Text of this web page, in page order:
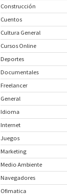
Construcción
Cuentos
Cultura General
Cursos Online
Deportes
Documentales
Freelancer
General
Idioma
Internet
Juegos
Marketing
Medio Ambiente
Navegadores
Ofimatica